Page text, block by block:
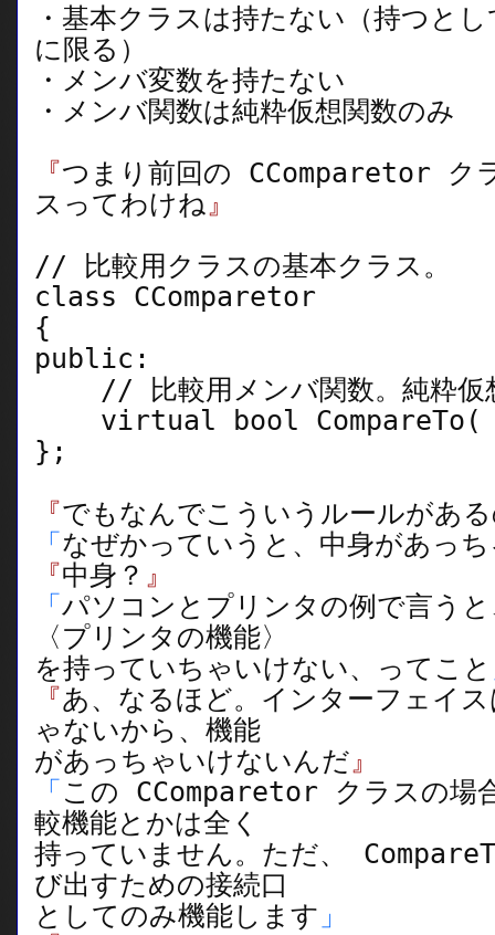
・基本クラスは持たない（持つと
に限る）
・メンバ変数を持たない
・メンバ関数は純粋仮想関数のみ
『つまり前回の CComparetor ク
スってわけね』
// 比較用クラスの基本クラス。
class CComparetor
{
public:
// 比較用メンバ関数。純粋仮
virtual bool
};
『でもなんでこういうルールがあ
「なぜかっていうと、中身があっ
『中身？ 』
「パソコンとプリンタの例で言う
〈プリンタの機能〉
を持っていちゃいけない、ってこと
『あ、なるほど。インターフェイ
ゃないから、機能
があっちゃいけないんだ』
「この CComparetor クラスの場
較機能とかは全く
持っていません。ただ、
び出すための接続口
としてのみ機能します 」